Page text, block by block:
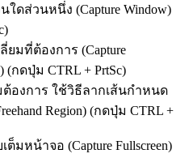
ดส่วนหนึ่ง (Capture Window)
มที่ต้องการ (Capture
(กดปุ่ม CTRL + PrtSc)
องการ ใช้วิธีลากเส้นกำหนด
Region) (กดปุ่ม CTRL +
มหน้าจอ (Capture Fullscreen)